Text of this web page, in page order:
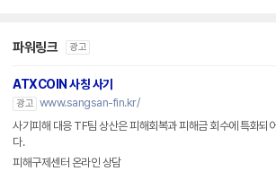
파워링크 광고
ATXCOIN 사칭 사기
광고 www.sangsan-fin.kr/
사기피해 대응 TF팀 상산은 피해회복과 피해금 회수에 특화되
다.
피해구제센터 온라인 상담